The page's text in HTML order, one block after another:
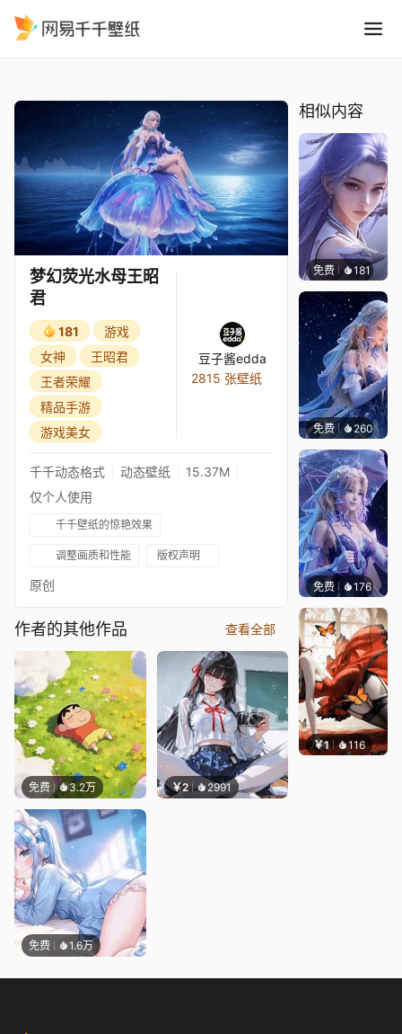
梦幻荧光水母王昭
君
181
游戏
女神
王昭君
王者荣耀
精品手游
游戏美女
豆子酱edda
2815 张壁纸
千千动态格式 动态壁纸
15.37M
仅个人使用
千千壁纸的惊艳效果
调整画质和性能 版权声明
原创
作者的其他作品 查看全部
免费 3.2万 ￥2 2991
免费 1.6万
相似内容
免费 181好看
免费 260豆子
免费 176豆子
￥1 116渔小小